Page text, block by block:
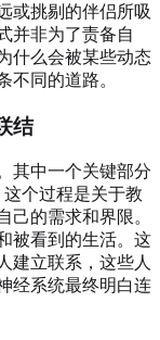
或挑剔的伴侣所吸
并非为了责备自
什么会被某些动态
不同的道路。
结
其中一个关键部分
个过程是关于教
己的需求和界限。
被看到的生活。这
建立联系，这些人
经系统最终明白连